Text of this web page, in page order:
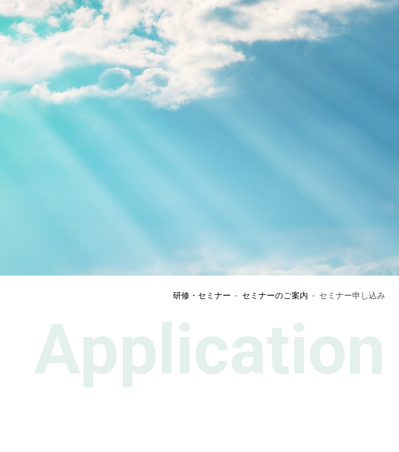
研修・セミナー - セミナーのご案内 - セミナー申し込み
Application
総合認証機関JACO コーポレートサイト
当社へのご意見・ご相談
ご意見、苦情及び異議申立てフォーム